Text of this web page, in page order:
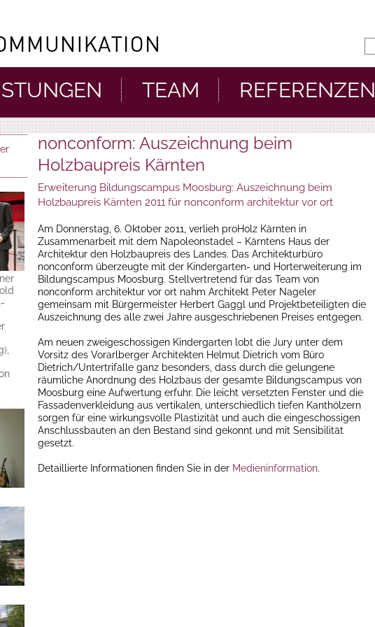
TEAM REFERENZEN
nonconform: Auszeichnung beim
Holzbaupreis Kärnten
Erweiterung Bildungscampus Moosburg: Auszeichnung beim
Holzbaupreis Kärnten 2011 für nonconform architektur vor ort
Am Donnerstag, 6. Oktober 2011, verlieh proHolz Kärnten in
Zusammenarbeit mit dem Napoleonstadel – Kärntens Haus der
Architektur den Holzbaupreis des Landes. Das Architekturbüro
nonconform überzeugte mit der Kindergarten- und Horterweiterung im
Bildungscampus Moosburg. Stellvertretend für das Team von
nonconform architektur vor ort nahm Architekt Peter Nageler
gemeinsam mit Bürgermeister Herbert Gaggl und Projektbeteiligten die
Auszeichnung des alle zwei Jahre ausgeschriebenen Preises entgegen.
Am neuen zweigeschossigen Kindergarten lobt die Jury unter dem
Vorsitz des Vorarlberger Architekten Helmut Dietrich vom Büro
Dietrich/Untertrifalle ganz besonders, dass durch die gelungene
räumliche Anordnung des Holzbaus der gesamte Bildungscampus von
Moosburg eine Aufwertung erfuhr. Die leicht versetzten Fenster und die
Fassadenverkleidung aus vertikalen, unterschiedlich tiefen Kanthölzern
sorgen für eine wirkungsvolle Plastizität und auch die eingeschossigen
Anschlussbauten an den Bestand sind gekonnt und mit Sensibilität
gesetzt.
Detaillierte Informationen finden Sie in der Medieninformation.